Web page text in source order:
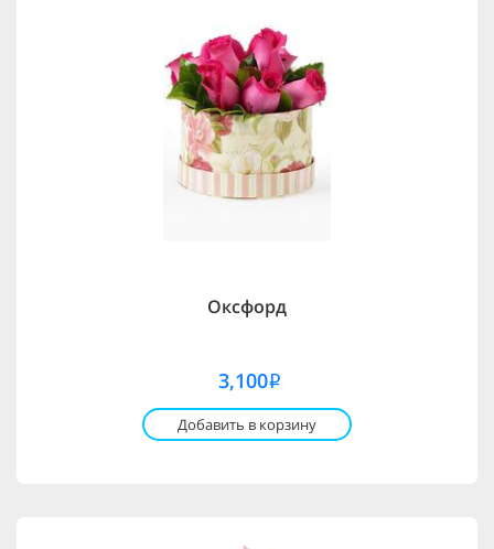
Оксфорд
3,100i
Добавить в корзину